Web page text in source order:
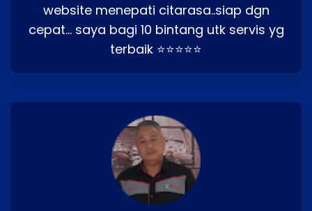
website menepati citarasa..siap dgn
cepat… saya bagi 10 bintang utk servis yg
terbaik ⭐⭐⭐⭐⭐